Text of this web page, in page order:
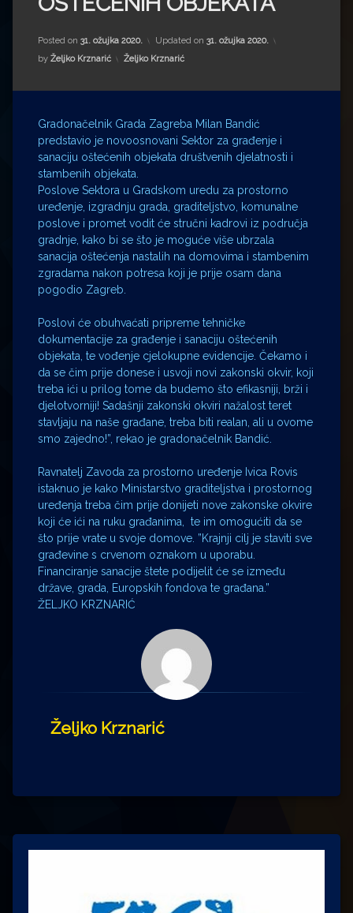
Impressum
Milenko Strižak
Drugi autori
Drugi autori
Ljiljana Lekanić-Kljaić
Željko Krznarić
Mario Lovreković
Miroslav Šantek
Posted on 31. ožujka 2020. Updated on 31. ožujka 2020.
by Željko Krznarić Kategorije:
Željko Krznarić
Gradonačelnik Grada Zagreba Milan Bandić
predstavio je novoosnovani Sektor za građenje i
sanaciju oštećenih objekata društvenih djelatnosti i
stambenih objekata.
Poslove Sektora u Gradskom uredu za prostorno
uređenje, izgradnju grada, graditeljstvo, komunalne
poslove i promet vodit će stručni kadrovi iz područja
gradnje, kako bi se što je moguće više ubrzala
sanacija oštećenja nastalih na domovima i stambenim
zgradama nakon potresa koji je prije osam dana
pogodio Zagreb.
Poslovi će obuhvaćati pripreme tehničke
dokumentacije za građenje i sanaciju oštećenih
objekata, te vođenje cjelokupne evidencije. Čekamo i
da se čim prije donese i usvoji novi zakonski okvir, koji
treba ići u prilog tome da budemo što efikasniji, brži i
djelotvorniji! Sadašnji zakonski okviri nažalost teret
stavljaju na naše građane, treba biti realan, ali u ovome
smo zajedno!”, rekao je gradonačelnik Bandić.
Ravnatelj Zavoda za prostorno uređenje Ivica Rovis
istaknuo je kako Ministarstvo graditeljstva i prostornog
uređenja treba čim prije donijeti nove zakonske okvire
koji će ići na ruku građanima, te im omogućiti da se
što prije vrate u svoje domove. ”Krajnji cilj je staviti sve
građevine s crvenom oznakom u uporabu.
Financiranje sanacije štete podijelit će se između
države, grada, Europskih fondova te građana.”
ŽELJKO KRZNARIĆ
Željko Krznarić